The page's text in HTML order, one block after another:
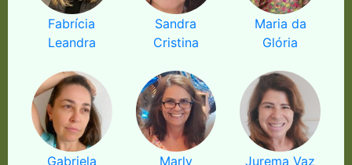
Fabrícia
Leandra
Sandra
Cristina
Maria da
Glória
Gabriela
Marly
Jurema Vaz